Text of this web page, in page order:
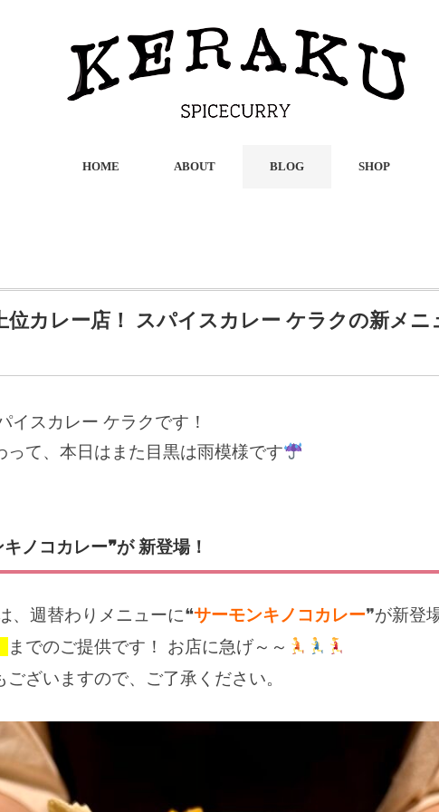
HOME ABOUT BLOG SHOP
位カレー店！ スパイスカレー ケラクの新メ
イスカレー ケラクです！
って、本日はまた目黒は雨模様です
ノコカレー❞が 新登場！
、週替わりメニューに❝サーモンキノコカレー❞が新登
までのご提供です！ お店に急げ～～
ざいますので、ご了承ください。